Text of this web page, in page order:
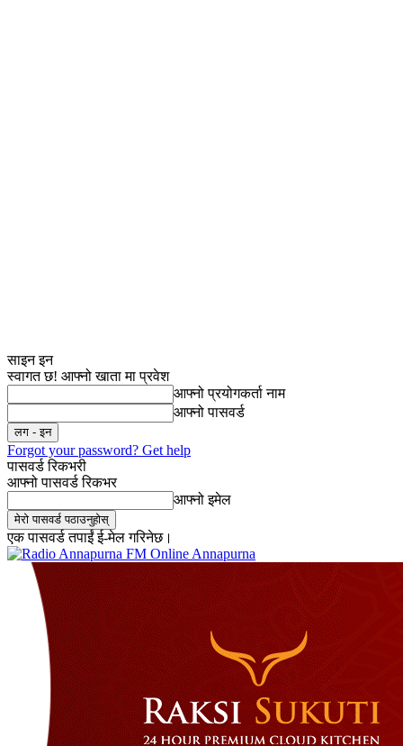
साइन इन
स्वागत छ! आफ्नो खाता मा प्रवेश
आफ्नो प्रयोगकर्ता नाम
आफ्नो पासवर्ड
Forgot your password? Get help
पासवर्ड रिकभरी
आफ्नो पासवर्ड रिकभर
आफ्नो इमेल
एक पासवर्ड तपाईं ई-मेल गरिनेछ।
Online Annapurna